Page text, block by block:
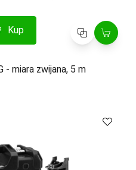
Kup Porównaj
- miara zwijana, 5 m